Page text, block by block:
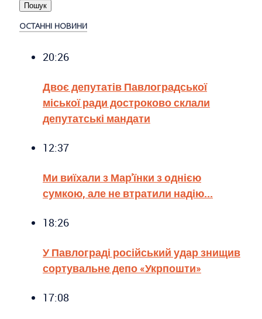
ОСТАННІ НОВИНИ
20:26
Двоє депутатів Павлоградської
міської ради достроково склали
депутатські мандати
12:37
Ми виїхали з Мар'їнки з однією
сумкою, але не втратили надію...
18:26
У Павлограді російський удар знищив
сортувальне депо «Укрпошти»
17:08